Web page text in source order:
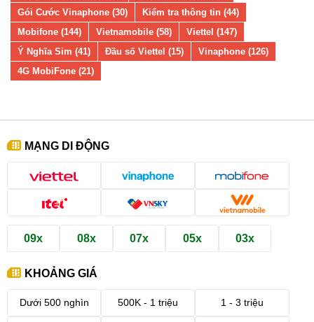
Gói Cước Vinaphone (30)
Kiểm tra thông tin (44)
Mobifone (144)
Vietnamobile (58)
Viettel (147)
Ý Nghĩa Sim (41)
Đầu số Viettel (15)
Vinaphone (126)
4G MobiFone (21)
MẠNG DI ĐỘNG
09x 08x 07x 05x 03x
KHOẢNG GIÁ
Dưới 500 nghìn 500K - 1 triệu 1 - 3 triệu